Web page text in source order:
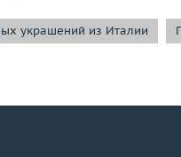
украшений из Италии